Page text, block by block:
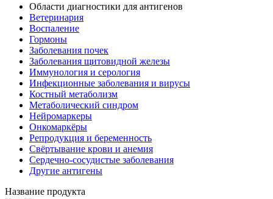
Области диагностики для антигенов
Ветеринария
Воспаление
Гормоны
Заболевания почек
Заболевания щитовидной железы
Иммунология и серология
Инфекционные заболевания и вирусы
Костный метаболизм
Метаболический синдром
Нейромаркеры
Онкомаркёры
Репродукция и беременность
Свёртывание крови и анемия
Сердечно-сосудистые заболевания
Другие антигены
Название продукта